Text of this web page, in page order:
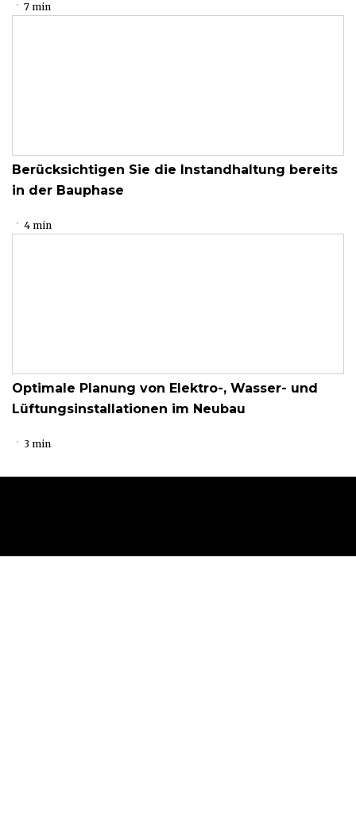
7 min
Berücksichtigen Sie die Instandhaltung bereits
in der Bauphase
4 min
Optimale Planung von Elektro-, Wasser- und
Lüftungsinstallationen im Neubau
3 min